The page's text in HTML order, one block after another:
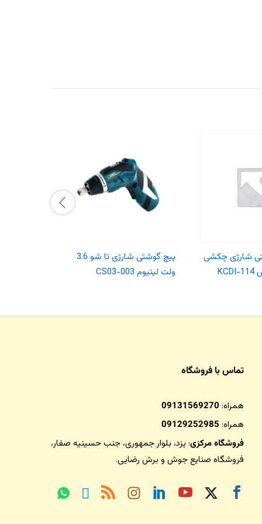
شارژی چکشی
پیچ گوشتی شارژی تا شو 3.6
ولت لیتیوم CS03-003
تماس با فروشگاه
همراه: 09131569270
همراه: 09129252985
فروشگاه مرکزی: یزد، بلوار جمهوری، جنب حسینیه صفار،
فروشگاه صنایع جوش و برش رضایی.